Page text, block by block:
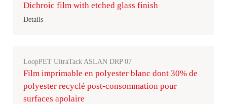
Dichroic film with etched glass finish
Details
LoopPET UltraTack ASLAN DRP 07
Film imprimable en polyester blanc dont 30% de
polyester recyclé post-consommation pour
surfaces apolaire